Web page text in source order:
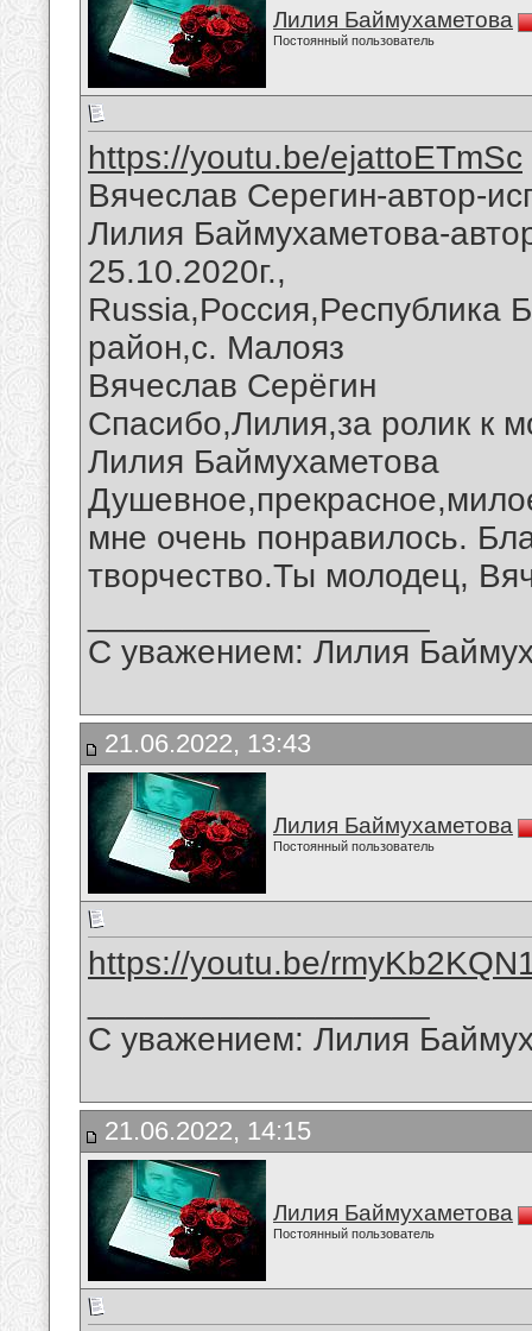
Лилия Баймухаметова
Постоянный пользователь
https://youtu.be/ejattoETmSc
Вячеслав Серегин-автор-
Лилия Баймухаметова-
25.10.2020г.,
Russia,Россия,Республика
район,с. Малояз
Вячеслав Серёгин
Спасибо,Лилия,за ролик к
Лилия Баймухаметова
мне очень понравилось.
творчество.Ты молодец,
С уважением: Лилия
21.06.2022, 13:43
Лилия Баймухаметова
Постоянный пользователь
https://youtu.be/
С уважением: Лилия
21.06.2022, 14:15
Лилия Баймухаметова
Постоянный пользователь